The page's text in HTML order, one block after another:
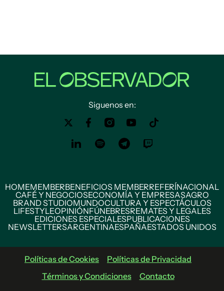
Siguenos en:
HOMEMEMBERBENEFICIOS MEMBERREFERÍNACIONAL
CAFÉ Y NEGOCIOSECONOMÍA Y EMPRESASAGRO
BRAND STUDIOMUNDOCULTURA Y ESPECTÁCULOS
LIFESTYLEOPINIÓNFÚNEBRESREMATES Y LEGALES
EDICIONES ESPECIALESPUBLICACIONES
NEWSLETTERSARGENTINAESPAÑAESTADOS UNIDOS
Políticas de Cookies
Políticas de Privacidad
Términos y Condiciones
Contacto